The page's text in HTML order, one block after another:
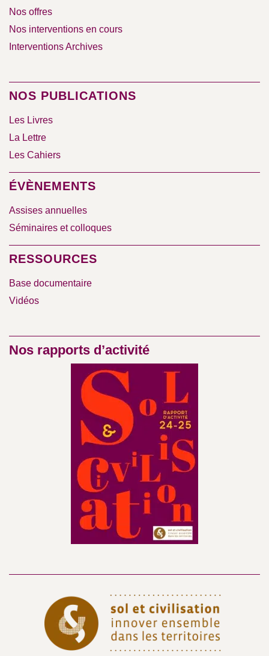
Nos offres
Nos interventions en cours
Interventions Archives
NOS PUBLICATIONS
Les Livres
La Lettre
Les Cahiers
ÉVÈNEMENTS
Assises annuelles
Séminaires et colloques
RESSOURCES
Base documentaire
Vidéos
Nos rapports d’activité